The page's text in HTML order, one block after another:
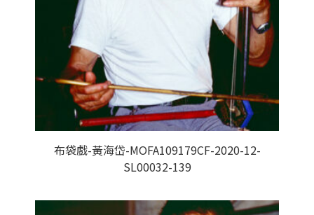
布袋戲-黃海岱-MOFA109179CF-2020-12-
SL00032-139